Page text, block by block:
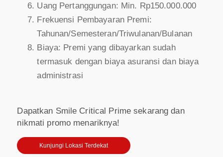
Uang Pertanggungan: Min. Rp150.000.000
Frekuensi Pembayaran Premi:
Tahunan/Semesteran/Triwulanan/Bulanan
Biaya: Premi yang dibayarkan sudah
termasuk dengan biaya asuransi dan biaya
administrasi
Dapatkan Smile Critical Prime sekarang dan
nikmati promo menariknya!
Kunjungi Lokasi Terdekat